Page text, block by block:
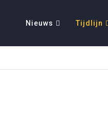
Nieuws Tijdlijn